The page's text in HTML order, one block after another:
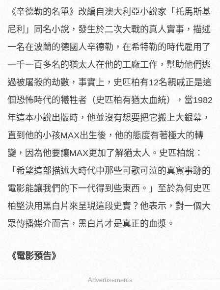
《辛德勒的名單》改編自澳大利亞小說家「托馬斯基
尼利」同名小說，發生於二次大戰的真人實事，描述
一名在波蘭的德國人辛德勒，在希特勒的時代雇用了
一千一百多名的猶太人在他的工廠工作，幫助他們逃
過被屠殺的劫數，事實上，史匹柏有12名親戚正是這
個恐怖時代的犧牲者（史匹柏有猶太血統），當1982
年這本小說出版時，他並沒有想要把它搬上大銀幕，
直到他的小孩MAX出生後，他的態度有著極大的轉
變，因為他要讓MAX更加了解猶太人。史匹柏說：
「希望這部描述大時代中那些可歌可泣的真實事跡的
電影能讓我們的下一代得到些東西。」至於為何史匹
柏堅決用黑白片來呈現這段史實？他表示，對一個大
眾傳播媒介而言，黑白片才是真正的血漿。
《電影預告》
Advertisements